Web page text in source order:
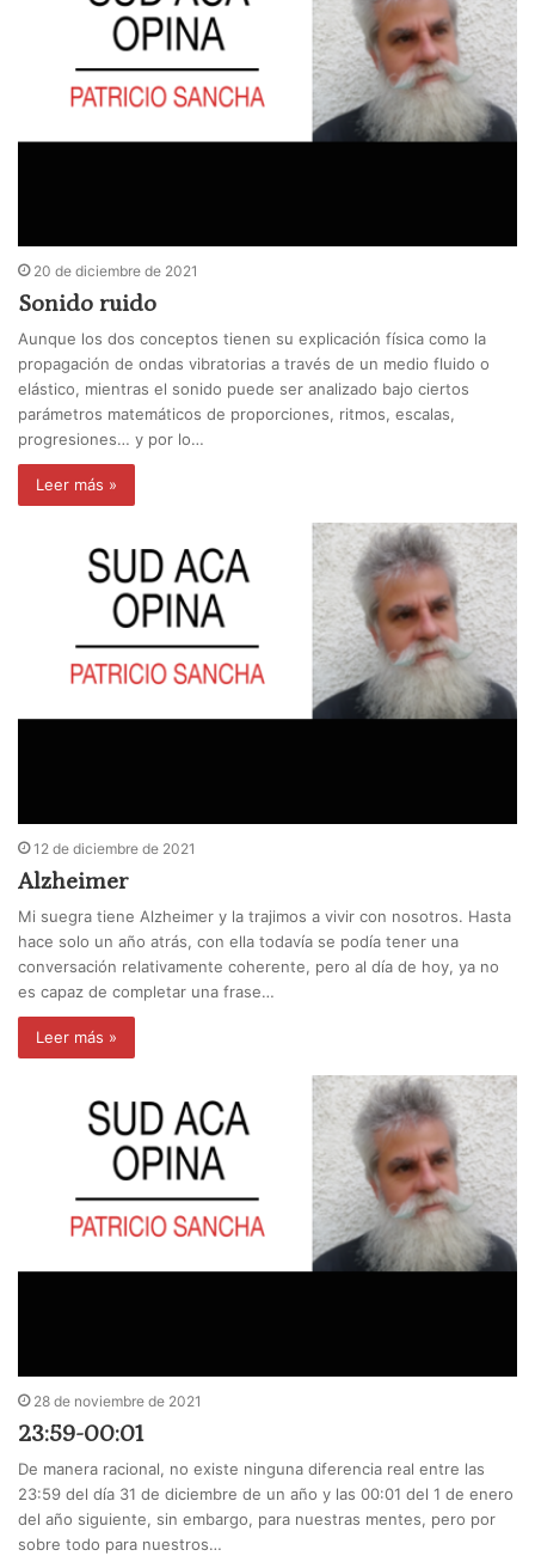
20 de diciembre de 2021
Sonido ruido
Aunque los dos conceptos tienen su explicación física como la
propagación de ondas vibratorias a través de un medio fluido o
elástico, mientras el sonido puede ser analizado bajo ciertos
parámetros matemáticos de proporciones, ritmos, escalas,
progresiones… y por lo…
Leer más »
12 de diciembre de 2021
Alzheimer
Mi suegra tiene Alzheimer y la trajimos a vivir con nosotros. Hasta
hace solo un año atrás, con ella todavía se podía tener una
conversación relativamente coherente, pero al día de hoy, ya no
es capaz de completar una frase…
Leer más »
28 de noviembre de 2021
23:59-00:01
De manera racional, no existe ninguna diferencia real entre las
23:59 del día 31 de diciembre de un año y las 00:01 del 1 de enero
del año siguiente, sin embargo, para nuestras mentes, pero por
sobre todo para nuestros…